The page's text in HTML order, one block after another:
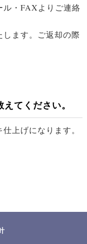
ル・FAXよりご連絡
ます。ご返却の際
てください。
上げになります。